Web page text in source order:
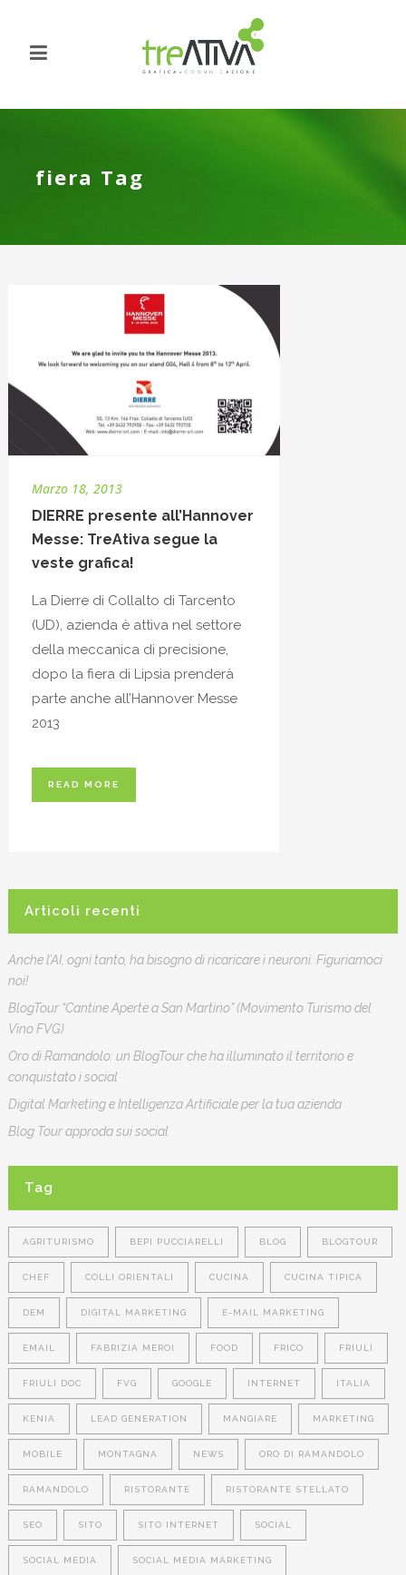
fiera Tag
Marzo 18, 2013
DIERRE presente all’Hannover
Messe: TreAtiva segue la
veste grafica!
La Dierre di Collalto di Tarcento
(UD), azienda è attiva nel settore
della meccanica di precisione,
dopo la fiera di Lipsia prenderà
parte anche all’Hannover Messe
2013
READ MORE
Articoli recenti
Anche l’AI, ogni tanto, ha bisogno di ricaricare i neuroni. Figuriamoci
noi!
BlogTour “Cantine Aperte a San Martino” (Movimento Turismo del
Vino FVG)
Oro di Ramandolo: un BlogTour che ha illuminato il territorio e
conquistato i social
Digital Marketing e Intelligenza Artificiale per la tua azienda
Blog Tour approda sui social
Tag
AGRITURISMO BEPI PUCCIARELLI BLOG BLOGTOUR
CHEF COLLI ORIENTALI CUCINA CUCINA TIPICA
DEM DIGITAL MARKETING E-MAIL MARKETING
EMAIL FABRIZIA MEROI FOOD FRICO FRIULI
FRIULI DOC FVG GOOGLE INTERNET ITALIA
KENIA LEAD GENERATION MANGIARE MARKETING
MOBILE MONTAGNA NEWS ORO DI RAMANDOLO
RAMANDOLO RISTORANTE RISTORANTE STELLATO
SEO SITO SITO INTERNET SOCIAL
SOCIAL MEDIA SOCIAL MEDIA MARKETING